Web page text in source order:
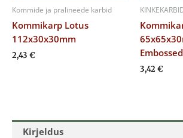
Kirjeldus
Kommide ja pralineede karbid
Kommikarp Lotus
112x30x30mm
2,43 €
Embossed
3,42€